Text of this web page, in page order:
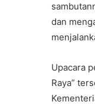
dan
Upacara
Raya”